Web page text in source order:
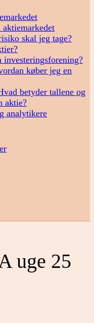
skal jeg tage?
køber jeg en
betyder tallene og
aktie?
analytikere
uge 25